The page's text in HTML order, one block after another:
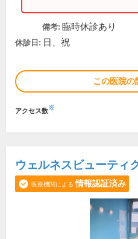
備考: 臨時休診あり
休診日: 日、祝
この医院の
アクセス数※
ウェルネスビューティ
医療機関による 情報認証済み